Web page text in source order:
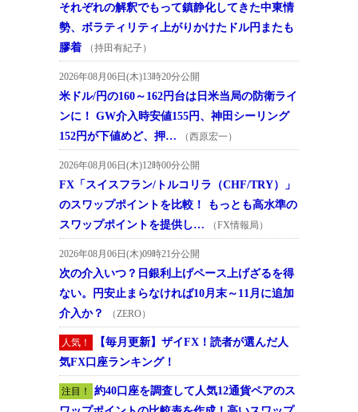
それぞれの解釈でもって鎮静化してきた中東情
勢、ボラティリティ上がりかけたドル円またも
膠着
（持田有紀子）
2026年08月06日(木)13時20分公開
米ドル/円の160～162円台は日米当局の防衛ライ
ンに！ GW介入時安値155円、神田シーリング
152円が下値めど、押…
（西原宏一）
2026年08月06日(木)12時00分公開
FX「スイスフラン/トルコリラ（CHF/TRY）」
のスワップポイントを比較！ もっとも高水準の
スワップポイントを提供し…
（FX情報局）
2026年08月06日(木)09時21分公開
次の介入いつ？日銀利上げペース上げざるを得
ない。円安止まらなければ10月末～11月に追加
介入か？
（ZERO）
人気！
【毎月更新】ザイFX！読者が選んだ人
気FX口座ランキング！
注目！
約40口座を調査して人気12通貨ペアのス